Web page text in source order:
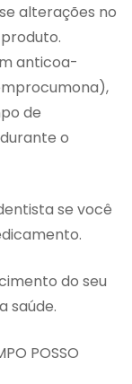
alterações no
anticoa-
de
o
se você
do seu
saúde.
POSSO